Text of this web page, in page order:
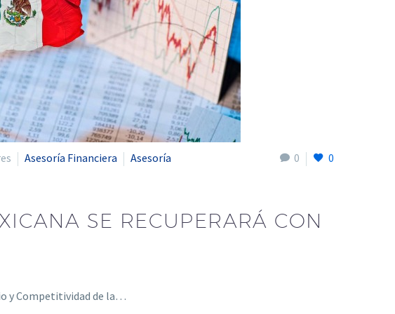
0 0
Asesoría Financiera
Asesoría
SE RECUPERARÁ CON
y Competitividad de la…